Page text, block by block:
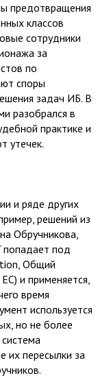
предотвращения
классов
сотрудники
за
по
споры
задач ИБ. В
разобрался в
практике и
утечек.
и ряде других
решений из
Обручникова,
попадает под
Общий
и применяется,
время
используется
но не более
их пересылки за